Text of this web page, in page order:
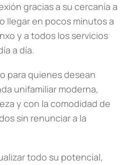
gracias a su cercanía a
llegar en pocos minutos a
y a todos los servicios
a día.
para quienes desean
unifamiliar moderna,
y con la comodidad de
sin renunciar a la
todo su potencial,